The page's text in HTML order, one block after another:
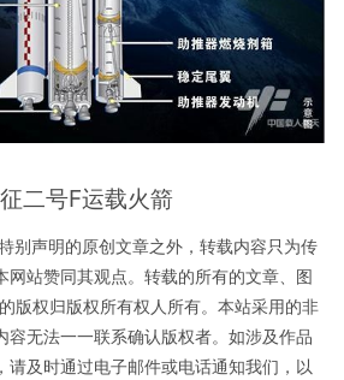
二号F运载火箭
别声明的原创文章之外，转载内容只为传
网站赞同其观点。转载的所有的文章、图
版权归版权所有权人所有。本站采用的非
容无法一一联系确认版权者。如涉及作品
请及时通过电子邮件或电话通知我们，以